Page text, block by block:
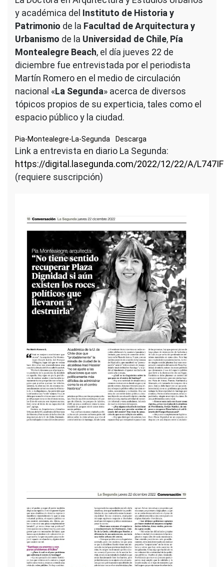
y académica del Instituto de Historia y
Patrimonio de la Facultad de Arquitectura y
Urbanismo de la Universidad de Chile, Pía
Montealegre Beach, el día jueves 22 de
diciembre fue entrevistada por el periodista
Martín Romero en el medio de circulación
nacional «La Segunda» acerca de diversos
tópicos propios de su experticia, tales como el
espacio público y la ciudad.
Pia-Montealegre-La-Segunda Descarga
Link a entrevista en diario La Segunda:
https://digital.lasegunda.com/2022/12/22/A/
(requiere suscripción)